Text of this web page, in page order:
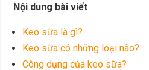
Nội dung bài viết
Keo sữa là gì?
Keo sữa có những loại nào?
Công dụng của keo sữa?